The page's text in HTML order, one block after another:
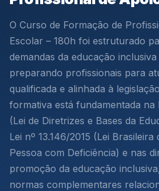
O Curso de Formação de
Escolar – 180h foi estruturado
demandas da educação
preparando profissionais para
qualificada e alinhada à
formativa está fundamentada na
(Lei de Diretrizes e Bases da
Lei nº 13.146/2015 (Lei
Pessoa com Deficiência) e nas
promoção da educação
normas complementares